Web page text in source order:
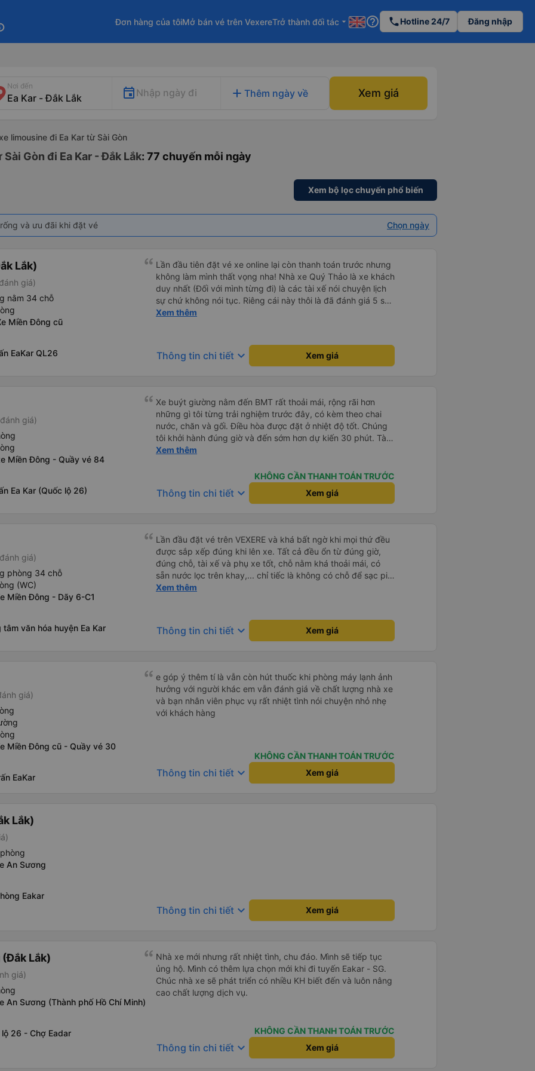
Đơn hàng của tôiMở bán vé trên VexereTrở thành đối tác arrow_drop_down help_outline phoneHotline 24/7 Đăng nhập
Nơi đến
Nhập ngày đi add Thêm ngày về Xem giá
xe limousine đi Ea Kar từ Sài Gòn
Gòn đi Ea Kar - Đắk Lắk: 77 chuyến mỗi ngày
Xem bộ lọc chuyến phổ biến
và ưu đãi khi đặt vé Chọn ngày
Lắk)
giá)
nằm 34 chỗ
Miền Đông cũ
EaKar QL26
Lần đầu tiên đặt vé xe online lại còn thanh toán trước nhưng
không làm mình thất vọng nha! Nhà xe Quý Thảo là xe khách
duy nhất (Đối với mình từng đi) là các tài xế nói chuyện lịch
sự chứ không nói tục. Riêng cái này thôi là đã đánh giá 5 sao
rồi. Chú tài xế còn uống pepsi rất dễ thương chứ không có
Xem thêm
Thông tin chi tiết keyboard_arrow_down Xem giá
giá)
Miền Đông - Quầy vé 84
Ea Kar (Quốc lộ 26)
Xe buýt giường nằm đến BMT rất thoải mái, rộng rãi hơn
những gì tôi từng trải nghiệm trước đây, có kèm theo chai
nước, chăn và gối. Điều hòa được đặt ở nhiệt độ tốt. Chúng
tôi khởi hành đúng giờ và đến sớm hơn dự kiến 30 phút. Tài
xế rất tuyệt so với những tài xế khác ở Việt Nam! Không quá
cảm giác lái xe an toàn nên rất dễ ngủ. Tôi rất vui vì đã đặt
qua Vexere và có vị trí xe buýt trên GPS và biển số xe vì tôi
phải tìm kiếm xung quanh bến xe để tìm thấy nó, đây là vấn
Xem thêm
KHÔNG CẦN THANH TOÁN TRƯỚC
Thông tin chi tiết keyboard_arrow_down Xem giá
giá)
phòng 34 chỗ
(WC)
Miền Đông - Dãy 6-C1
văn hóa huyện Ea Kar
Lần đầu đặt vé trên VEXERE và khá bất ngờ khi mọi thứ đều
được sắp xếp đúng khi lên xe. Tất cả đều ổn từ đúng giờ,
đúng chỗ, tài xế và phụ xe tốt, chỗ nằm khá thoải mái, có
sẵn nước lọc trên khay,... chỉ tiếc là không có chỗ để sạc pin
thôi. Nhưng vậy cũng quá ổn rồi!
Xem thêm
Thông tin chi tiết keyboard_arrow_down Xem giá
giá)
Miền Đông cũ - Quầy vé 30
EaKar
e góp ý thêm tí là vẫn còn hút thuốc khi phòng máy lạnh ảnh
hưởng với người khác em vẫn đánh giá về chất lượng nhà xe
và bạn nhân viên phục vụ rất nhiệt tình nói chuyện nhỏ nhẹ
với khách hàng
KHÔNG CẦN THANH TOÁN TRƯỚC
Thông tin chi tiết keyboard_arrow_down Xem giá
Lắk)
An Sương
Eakar
Thông tin chi tiết keyboard_arrow_down Xem giá
Lắk)
giá)
An Sương (Thành phố Hồ Chí Minh)
26 - Chợ Eadar
Nhà xe mới nhưng rất nhiệt tình, chu đáo. Mình sẽ tiếp tục
ủng hộ. Mình có thêm lựa chọn mới khi đi tuyến Eakar - SG.
Chúc nhà xe sẽ phát triển có nhiều KH biết đến và luôn nâng
cao chất lượng dịch vụ.
KHÔNG CẦN THANH TOÁN TRƯỚC
Thông tin chi tiết keyboard_arrow_down Xem giá